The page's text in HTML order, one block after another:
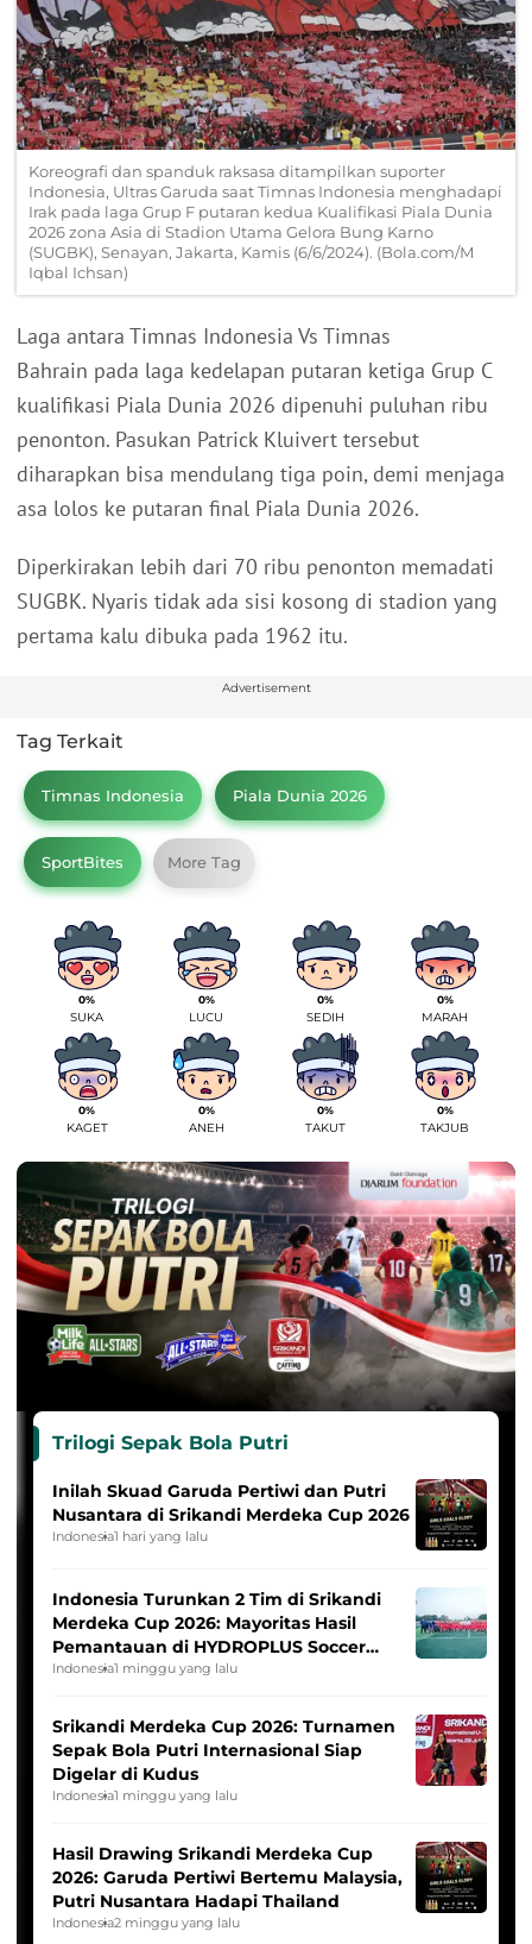
Koreografi dan spanduk raksasa ditampilkan suporter
Indonesia, Ultras Garuda saat Timnas Indonesia menghadapi
Irak pada laga Grup F putaran kedua Kualifikasi Piala Dunia
2026 zona Asia di Stadion Utama Gelora Bung Karno
(SUGBK), Senayan, Jakarta, Kamis (6/6/2024). (Bola.com/M
Iqbal Ichsan)
Laga antara Timnas Indonesia Vs Timnas
Bahrain pada laga kedelapan putaran ketiga Grup C
kualifikasi Piala Dunia 2026 dipenuhi puluhan ribu
penonton. Pasukan Patrick Kluivert tersebut
diharapkan bisa mendulang tiga poin, demi menjaga
asa lolos ke putaran final Piala Dunia 2026.
Diperkirakan lebih dari 70 ribu penonton memadati
SUGBK. Nyaris tidak ada sisi kosong di stadion yang
pertama kalu dibuka pada 1962 itu.
Advertisement
Tag Terkait
Timnas Indonesia Piala Dunia 2026
SportBites More Tag
0%
SUKA
0%
LUCU
0%
SEDIH
0%
MARAH
0%
KAGET
0%
ANEH
0%
TAKUT
0%
TAKJUB
Trilogi Sepak Bola Putri
Inilah Skuad Garuda Pertiwi dan Putri
Nusantara di Srikandi Merdeka Cup 2026
Indonesia1 hari yang lalu
Indonesia Turunkan 2 Tim di Srikandi
Merdeka Cup 2026: Mayoritas Hasil
Pemantauan di HYDROPLUS Soccer
League
Indonesia1 minggu yang lalu
Srikandi Merdeka Cup 2026: Turnamen
Sepak Bola Putri Internasional Siap
Digelar di Kudus
Indonesia1 minggu yang lalu
Hasil Drawing Srikandi Merdeka Cup
2026: Garuda Pertiwi Bertemu Malaysia,
Putri Nusantara Hadapi Thailand
Indonesia2 minggu yang lalu